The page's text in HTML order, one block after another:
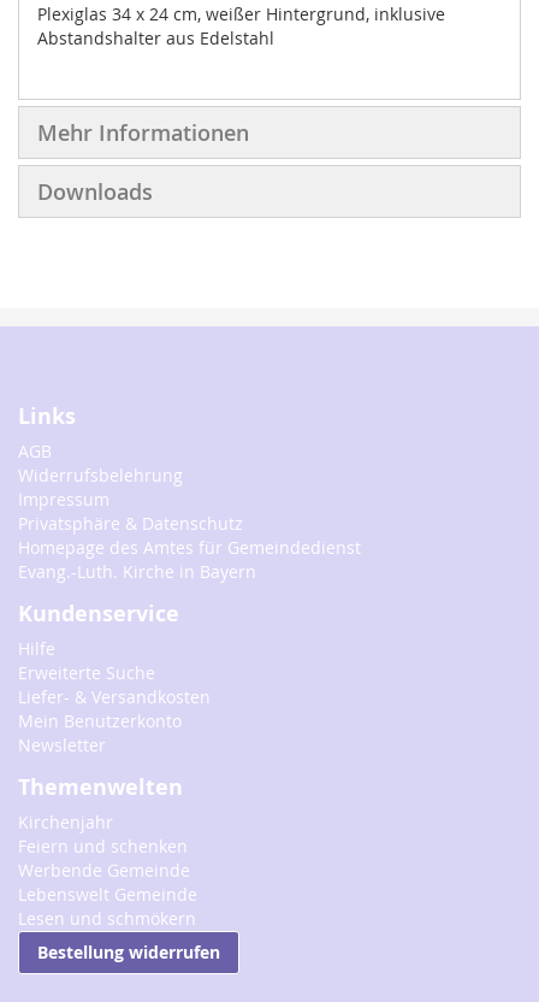
Plexiglas 34 x 24 cm, weißer Hintergrund, inklusive
Abstandshalter aus Edelstahl
Mehr Informationen
Downloads
Links
AGB
Widerrufsbelehrung
Impressum
Privatsphäre & Datenschutz
Homepage des Amtes für Gemeindedienst
Evang.-Luth. Kirche in Bayern
Kundenservice
Hilfe
Erweiterte Suche
Liefer- & Versandkosten
Mein Benutzerkonto
Newsletter
Themenwelten
Kirchenjahr
Feiern und schenken
Werbende Gemeinde
Lebenswelt Gemeinde
Lesen und schmökern
Bestellung widerrufen